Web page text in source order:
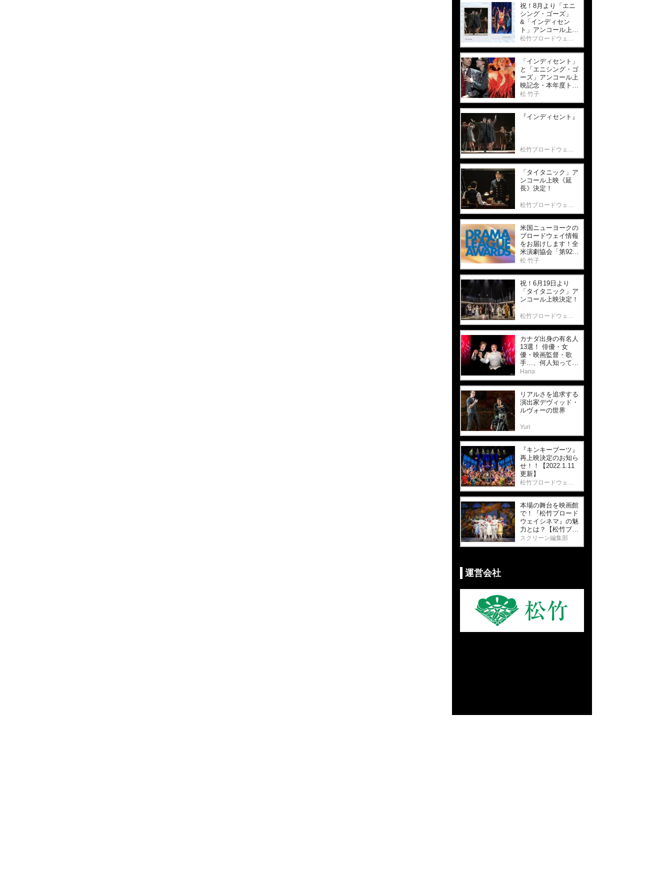
祝！8月より「エニ
シング・ゴーズ」
&「インディセン
ト」アンコール上映
決定！
「インディセント」
と「エニシング・ゴ
ーズ」アンコール上
映記念・本年度トニ
ー賞をご紹介しま
す。
松 竹子
『インディセント』
「タイタニック」ア
ンコール上映《延
長》決定！
米国ニューヨークの
ブロードウェイ情報
をお届けします！全
米演劇協会「第92回
ドラマリーグ・アワ
ード」と歴史ある劇
場「パレス・シアタ
ー」最新作！
松 竹子
祝！6月19日より
「タイタニック」ア
ンコール上映決定！
カナダ出身の有名人
13選！ 俳優・女
優・映画監督・歌
手…、何人知って
る？【前編】
Hana
リアルさを追求する
演出家デヴィッド・
ルヴォーの世界
Yuri
『キンキーブーツ』
再上映決定のお知ら
せ！！【2022.1.11
更新】
本場の舞台を映画館
で！『松竹ブロード
ウェイシネマ』の魅
力とは？【松竹ブロ
ードウェイシネマ
コラムvol.1】
スクリーン編集部
運営会社